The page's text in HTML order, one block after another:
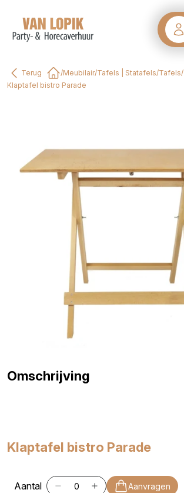
Terug
Home
/Meubilair/Tafels | Statafels/Tafels/
Klaptafel bistro Parade
Omschrijving
Klaptafel bistro Parade
Aantal Aanvragen